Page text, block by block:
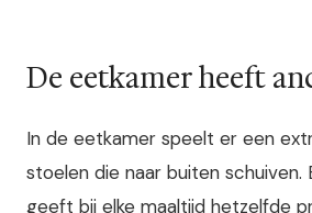
De eetkamer heeft
In de eetkamer speelt er een
stoelen die naar buiten schuiven.
geeft bij elke maaltijd hetzelfde